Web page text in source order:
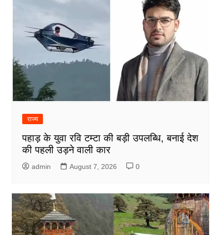
राज्य
पहाड़ के युवा रवि टम्टा की बड़ी उपलब्धि, बनाई देश
की पहली उड़ने वाली कार
admin August 7, 2026 0